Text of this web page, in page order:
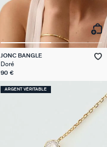
JONC BANGLE
Doré
90 €
ARGENT VÉRITABLE